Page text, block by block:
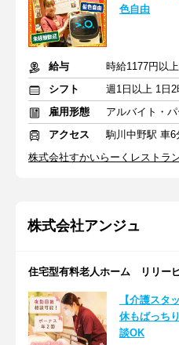
色自由
給与
時給1177円以
シフト
雇用形態
アルバイト・パ
アクセス
駒川中野駅 車6
株式会社すかいらーくレストラ
株式会社アンジュ
住宅型有料老人ホーム リリー
【介護スタ
休もばっち
談OK